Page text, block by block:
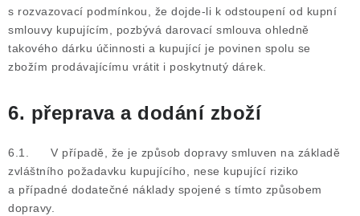
s rozvazovací podmínkou, že dojde-li k odstoupení od kupní
smlouvy kupujícím, pozbývá darovací smlouva ohledně
takového dárku účinnosti a kupující je povinen spolu se
zbožím prodávajícímu vrátit i poskytnutý dárek.
6. přeprava a dodání zboží
6.1. V případě, že je způsob dopravy smluven na základě
zvláštního požadavku kupujícího, nese kupující riziko
a případné dodatečné náklady spojené s tímto způsobem
dopravy.